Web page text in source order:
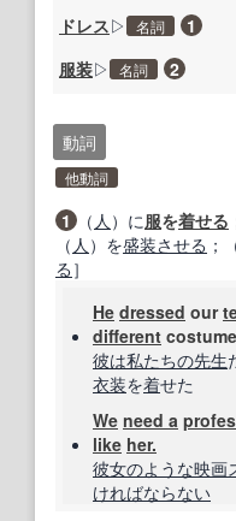
ドレス▷ 名詞
1
服装▷ 名詞 2
動詞
他動詞
1 （ 人 ）に服を着せる
（ 人 ）を盛装させる ；
る ］
He dressed our
different
彼は私たちの先生
衣装を着せた
We need a
like her.
彼女のような映画
ければならない